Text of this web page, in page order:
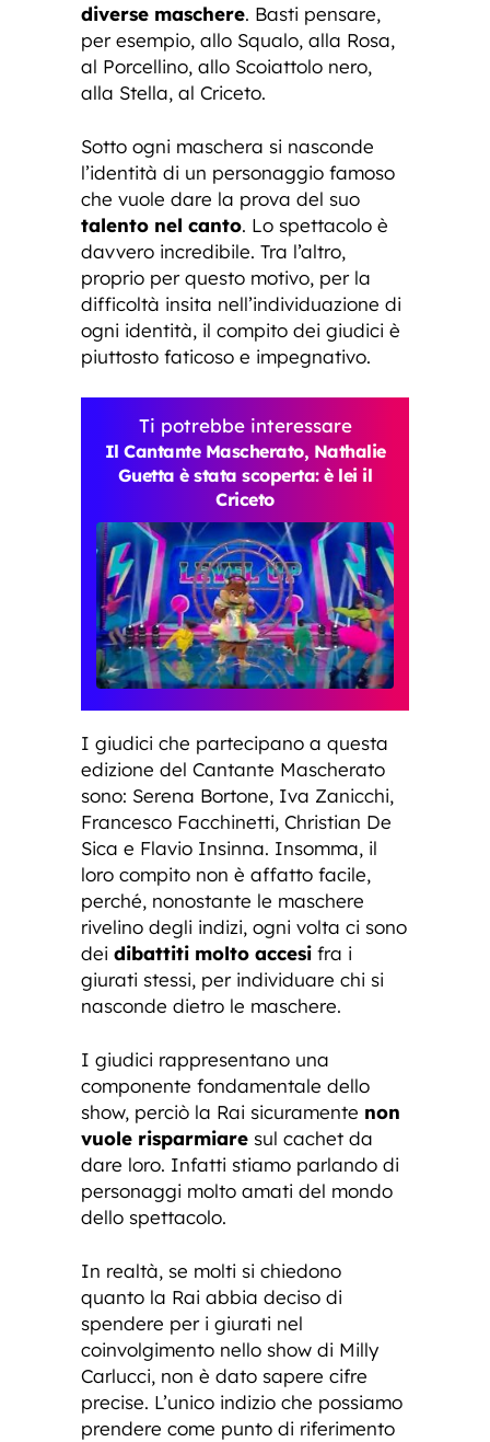
diverse maschere. Basti pensare,
per esempio, allo Squalo, alla Rosa,
al Porcellino, allo Scoiattolo nero,
alla Stella, al Criceto.
Sotto ogni maschera si nasconde
l’identità di un personaggio famoso
che vuole dare la prova del suo
talento nel canto. Lo spettacolo è
davvero incredibile. Tra l’altro,
proprio per questo motivo, per la
difficoltà insita nell’individuazione di
ogni identità, il compito dei giudici è
piuttosto faticoso e impegnativo.
Ti potrebbe interessare
Il Cantante Mascherato, Nathalie
Guetta è stata scoperta: è lei il
Criceto
I giudici che partecipano a questa
edizione del Cantante Mascherato
sono: Serena Bortone, Iva Zanicchi,
Francesco Facchinetti, Christian De
Sica e Flavio Insinna. Insomma, il
loro compito non è affatto facile,
perché, nonostante le maschere
rivelino degli indizi, ogni volta ci sono
dei dibattiti molto accesi fra i
giurati stessi, per individuare chi si
nasconde dietro le maschere.
I giudici rappresentano una
componente fondamentale dello
show, perciò la Rai sicuramente non
vuole risparmiare sul cachet da
dare loro. Infatti stiamo parlando di
personaggi molto amati del mondo
dello spettacolo.
In realtà, se molti si chiedono
quanto la Rai abbia deciso di
spendere per i giurati nel
coinvolgimento nello show di Milly
Carlucci, non è dato sapere cifre
precise. L’unico indizio che possiamo
prendere come punto di riferimento